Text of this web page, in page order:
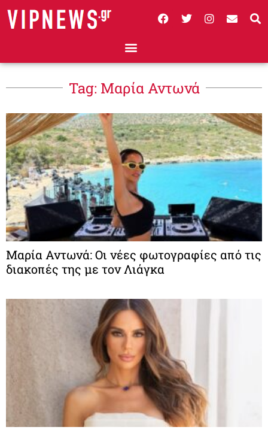
Tag: Μαρία Αντωνά
Μαρία Αντωνά: Οι νέες φωτογραφίες από τις
διακοπές της με τον Λιάγκα